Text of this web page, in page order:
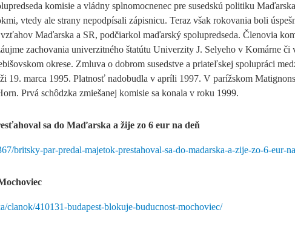
komisie a vládny splnomocnenec pre susedskú politiku
vtedy ale strany nepodpísali zápisnicu. Teraz však rokovania boli
Maďarska a SR, podčiarkol maďarský spolupredseda. Členovia
zachovania univerzitného štatútu Univerzity J. Selyeho v Komárne či
okrese. Zmluva o dobrom susedstve a priateľskej spolupráci
19. marca 1995. Platnosť nadobudla v apríli 1997. V parížskom
Prvá schôdzka zmiešanej komisie sa konala v roku 1999.
sa do Maďarska a žije zo 6 eur na deň
britsky-par-predal-majetok-prestahoval-sa-do-madarska-a-zije-zo-6-eur-
clanok/410131-budapest-blokuje-buducnost-mochoviec/